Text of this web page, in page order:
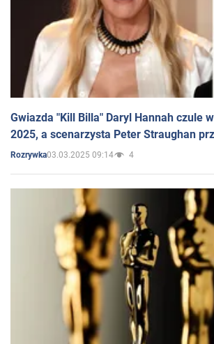
Gwiazda "Kill Billa" Daryl Hannah czule
2025, a scenarzysta Peter Straughan
Rozrywka03.03.2025 09:14 4